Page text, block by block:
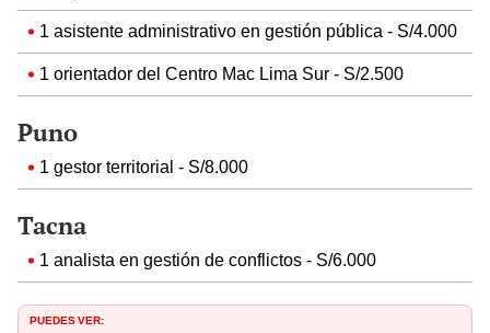
1 asistente administrativo en gestión pública - S/4.000
1 orientador del Centro Mac Lima Sur - S/2.500
Puno
1 gestor territorial - S/8.000
Tacna
1 analista en gestión de conflictos - S/6.000
PUEDES VER: